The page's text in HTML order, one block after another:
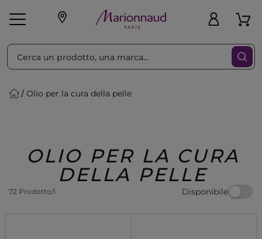
Make-up Profumi
Regalo
Olio per la cura della pelle
OLIO PER LA CURA
DELLA PELLE
72 Prodotto/i Disponibile
Ordina per Filtra